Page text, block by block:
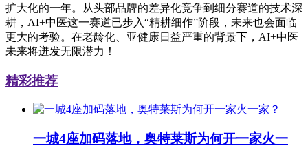
扩大化的一年。从头部品牌的差异化竞争到细分赛道的技术深
耕，AI+中医这一赛道已步入“精耕细作”阶段，未来也会面临
更大的考验。在老龄化、亚健康日益严重的背景下，AI+中医
未来将迸发无限潜力！
精彩推荐
一城4座加码落地，奥特莱斯为何开一家火一